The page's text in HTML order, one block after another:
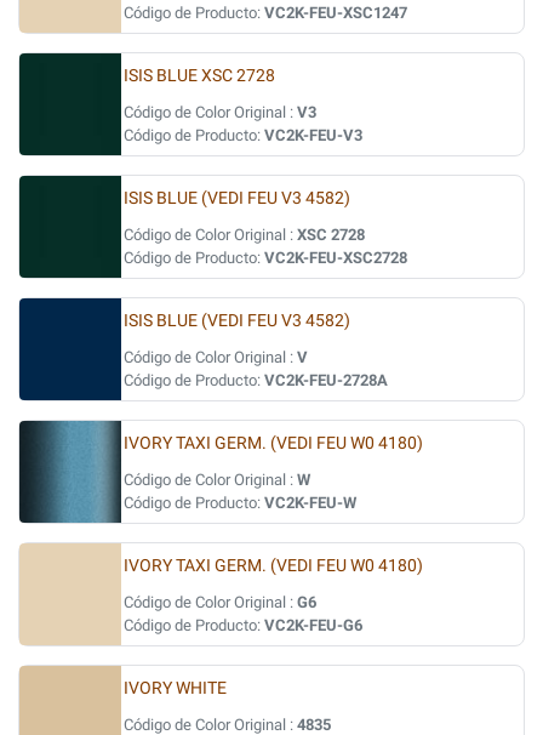
Código de Producto: VC2K-FEU-XSC1247
ISIS BLUE XSC 2728
Código de Color Original : V3
Código de Producto: VC2K-FEU-V3
ISIS BLUE (VEDI FEU V3 4582)
Código de Color Original : XSC 2728
Código de Producto: VC2K-FEU-XSC2728
ISIS BLUE (VEDI FEU V3 4582)
Código de Color Original : V
Código de Producto: VC2K-FEU-2728A
IVORY TAXI GERM. (VEDI FEU W0 4180)
Código de Color Original : W
Código de Producto: VC2K-FEU-W
IVORY TAXI GERM. (VEDI FEU W0 4180)
Código de Color Original : G6
Código de Producto: VC2K-FEU-G6
IVORY WHITE
Código de Color Original : 4835